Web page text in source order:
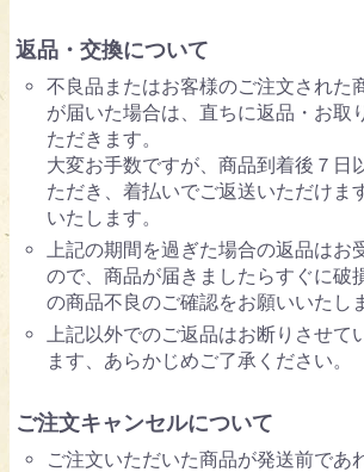
返品・交換について
不良品またはお客様のご注文された
が届いた場合は、直ちに返品・お取
ただきます。
大変お手数ですが、商品到着後７日
ただき、着払いでご返送いただけま
いたします。
上記の期間を過ぎた場合の返品はお
ので、商品が届きましたらすぐに破
の商品不良のご確認をお願いいたし
上記以外でのご返品はお断りさせて
ます、あらかじめご了承ください。
ご注文キャンセルについて
ご注文いただいた商品が発送前であ